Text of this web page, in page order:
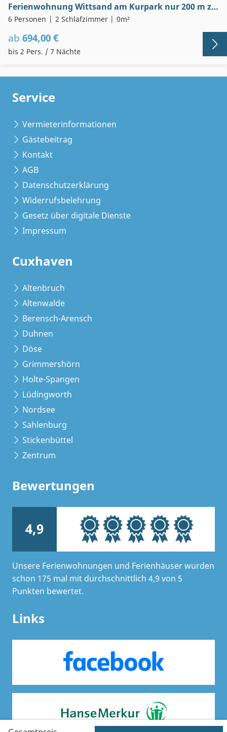
Ferienwohnung Wittsand am Kurpark nur 200 m zum Sandstrand
6 Personen 2 Schlafzimmer 0m²
ab 694,00 €
bis 2 Pers. / 7 Nächte
Service
Vermieterinformationen
Gästebeitrag
Kontakt
AGB
Datenschutzerklärung
Widerrufsbelehrung
Gesetz über digitale Dienste
Impressum
Cuxhaven
Altenbruch
Altenwalde
Berensch-Arensch
Duhnen
Döse
Grimmershörn
Holte-Spangen
Lüdingworth
Nordsee
Sahlenburg
Stickenbüttel
Zentrum
Bewertungen
4,9
Unsere Ferienwohnungen und Ferienhäuser wurden
schon 175 mal mit durchschnittlich 4,9 von 5
Punkten bewertet.
Links